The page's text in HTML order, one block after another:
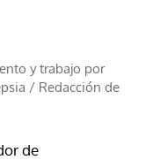
y trabajo por
/ Redacción de
de